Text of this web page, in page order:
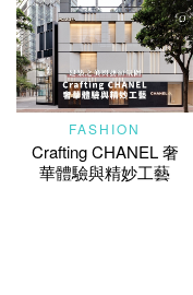
FASHION
Crafting CHANEL 奢
華體驗與精妙工藝